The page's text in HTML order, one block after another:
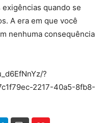
quando se
A era em que você
nenhuma consequência
?
2217-40a5-8fb8-